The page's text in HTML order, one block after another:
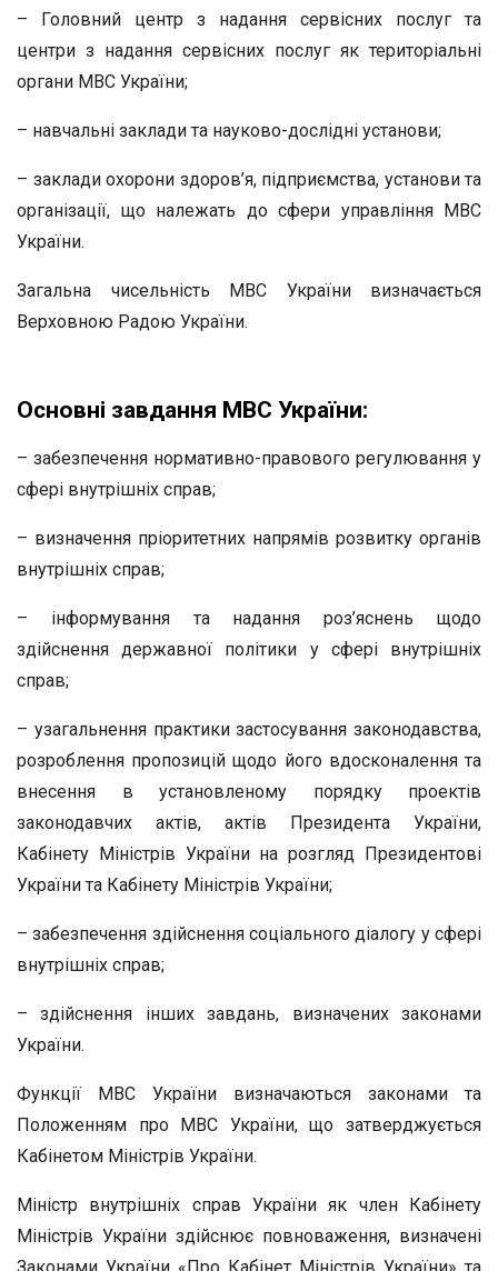
– Головний центр з надання сервісних послуг та
центри з надання сервісних послуг як територіальні
органи МВС України;
– навчальні заклади та науково-дослідні установи;
– заклади охорони здоров’я, підприємства, установи та
організації, що належать до сфери управління МВС
України.
Загальна чисельність МВС України визначається
Верховною Радою України.
Основні завдання МВС України:
– забезпечення нормативно-правового регулювання у
сфері внутрішніх справ;
– визначення пріоритетних напрямів розвитку органів
внутрішніх справ;
– інформування та надання роз’яснень щодо
здійснення державної політики у сфері внутрішніх
справ;
– узагальнення практики застосування законодавства,
розроблення пропозицій щодо його вдосконалення та
внесення в установленому порядку проектів
законодавчих актів, актів Президента України,
Кабінету Міністрів України на розгляд Президентові
України та Кабінету Міністрів України;
– забезпечення здійснення соціального діалогу у сфері
внутрішніх справ;
– здійснення інших завдань, визначених законами
України.
Функції МВС України визначаються законами та
Положенням про МВС України, що затверджується
Кабінетом Міністрів України.
Міністр внутрішніх справ України як член Кабінету
Міністрів України здійснює повноваження, визначені